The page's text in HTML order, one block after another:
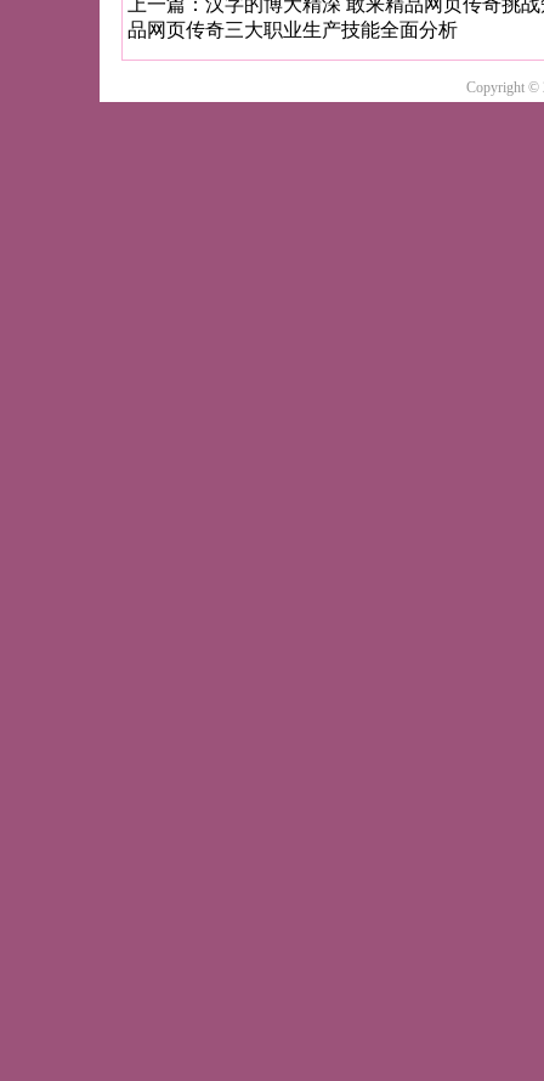
上一篇： 汉字的博大精深 敢来精品网页传奇挑
品网页传奇三大职业生产技能全面分析
Copyright ©